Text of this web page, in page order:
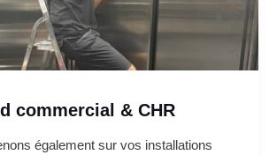
commercial & CHR
également sur vos installations